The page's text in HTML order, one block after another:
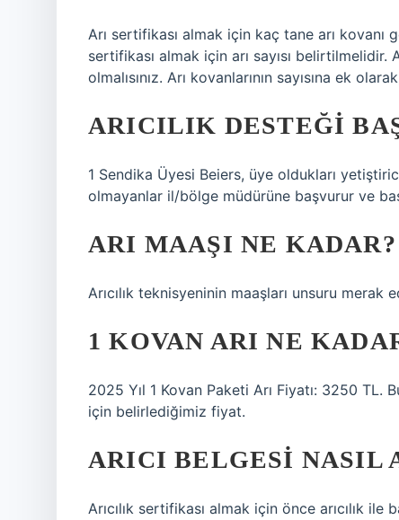
Arı sertifikası almak için kaç tane arı kovanı
sertifikası almak için arı sayısı
olmalısınız. Arı kovanlarının sayısına ek
ARICILIK DESTEĞI
1 Sendika Üyesi Beiers, üye oldukları
olmayanlar il/bölge müdürüne başvurur ve
ARI MAAŞI NE KADAR?
Arıcılık teknisyeninin maaşları unsuru merak
1 KOVAN ARI NE
2025 Yıl 1 Kovan Paketi Arı Fiyatı: 3250 TL.
için belirlediğimiz fiyat.
ARICI BELGESI NASIL
Arıcılık sertifikası almak için önce arıcılık ile